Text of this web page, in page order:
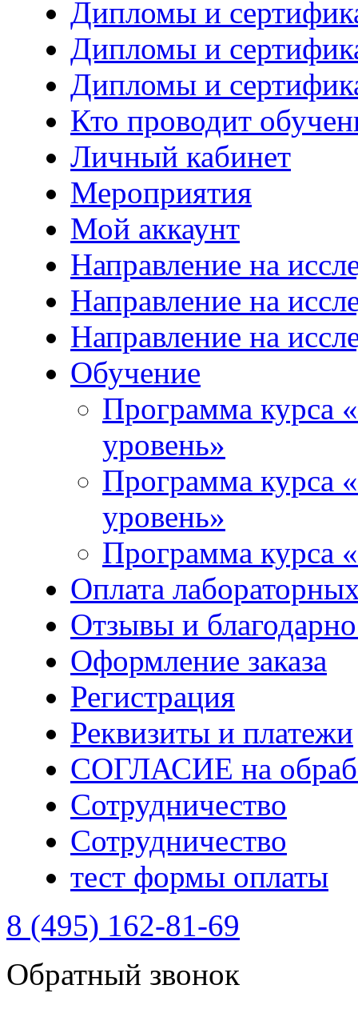
Дипломы и
Дипломы и
Дипломы и
Кто проводит
Личный кабинет
Мероприятия
Мой аккаунт
Направление на
Направление на
Направление на
Обучение
Программа курса
уровень»
Программа курса
уровень»
Программа курса
Оплата
Отзывы и
Оформление заказа
Регистрация
Реквизиты и платежи
СОГЛАСИЕ на
Сотрудничество
Сотрудничество
тест формы оплаты
8 (495) 162-81-69
Обратный звонок